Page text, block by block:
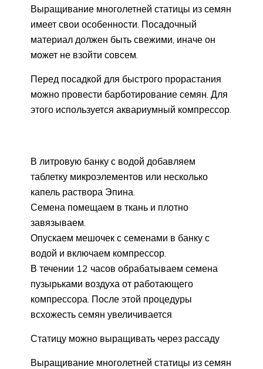
Выращивание многолетней статицы из семян
имеет свои особенности. Посадочный
материал должен быть свежими, иначе он
может не взойти совсем.
Перед посадкой для быстрого прорастания
можно провести барботирование семян. Для
этого используется аквариумный компрессор.
В литровую банку с водой добавляем
таблетку микроэлементов или несколько
капель раствора Эпина.
Семена помещаем в ткань и плотно
завязываем.
Опускаем мешочек с семенами в банку с
водой и включаем компрессор.
В течении 12 часов обрабатываем семена
пузырьками воздуха от работающего
компрессора. После этой процедуры
всхожесть семян увеличивается
Статицу можно выращивать через рассаду
Выращивание многолетней статицы из семян